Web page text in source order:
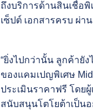
ถึงบริการด้านสินเชื่อพิ
เซ็ปต์ เอกสารครบ ผ่า
“ยิ่งไปกว่านั้น ลูกค้ายั
ของแคมเปญพิเศษ
ประเมินราคาฟรี โดย
สนับสนุนโตโยต้าเป็น